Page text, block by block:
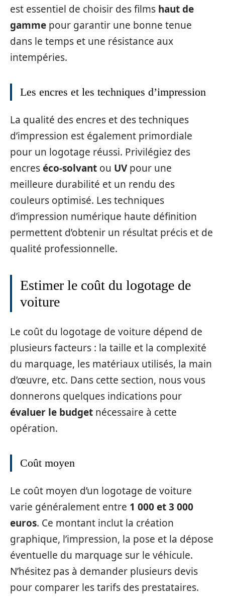
est essentiel de choisir des films haut de
gamme pour garantir une bonne tenue
dans le temps et une résistance aux
intempéries.
Les encres et les techniques d’impression
La qualité des encres et des techniques
d’impression est également primordiale
pour un logotage réussi. Privilégiez des
encreséco-solvant ou UVpour une
meilleure durabilité et un rendu des
couleurs optimisé. Les techniques
d’impression numérique haute définition
permettent d’obtenir un résultat précis et de
qualité professionnelle.
Estimer le coût du logotage de
voiture
Le coût du logotage de voiture dépend de
plusieurs facteurs : la taille et la complexité
du marquage, les matériaux utilisés, la main
d’œuvre, etc. Dans cette section, nous vous
donnerons quelques indications pour
évaluer le budget nécessaire à cette
opération.
Coût moyen
Le coût moyen d’un logotage de voiture
varie généralement entre 1 000 et 3 000
euros. Ce montant inclut la création
graphique, l’impression, la pose et la dépose
éventuelle du marquage sur le véhicule.
N’hésitez pas à demander plusieurs devis
pour comparer les tarifs des prestataires.